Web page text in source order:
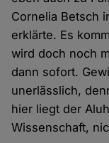
Cornelia Betsch
erklärte. Es
wird doch noch
dann sofort.
unerlässlich,
hier liegt der
Wissenschaft,